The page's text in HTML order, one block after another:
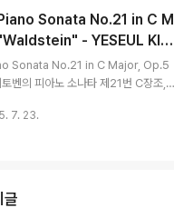
Sonata No.21 in C M
- YESEUL KIM
노 소나타 제21번 C장조, 작
트슈타인(Waldstein)" 소나
Sonata No.21 in C Major, Op.5
벤의 피아노 소나타 제21번 C장조,
나로, 피아노 문헌에서 가장 위대하고
기: 1803~1804년헌정 대상: 프란츠
7. 23.
글